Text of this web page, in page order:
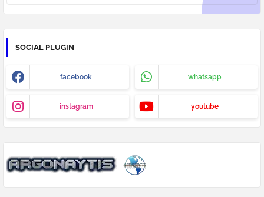
SOCIAL PLUGIN
facebook whatsapp
instagram youtube